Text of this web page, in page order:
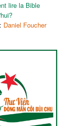
lire la Bible
Daniel Foucher